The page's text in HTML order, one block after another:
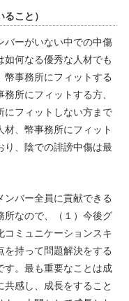
こと）
バーがいない中での中傷
如何なる優秀な人材でも
事務所にフィットする
所にフィットする方、
フィットしない方まで
、幣事務所にフィット
り、陰での誹謗中傷は最
ンバー全員に貢献できる
所なので、（１）今後グ
コミュニケーションスキ
を持って問題解決をする
す。最も重要なことは成
感し、成長をすること